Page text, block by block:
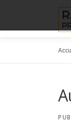
contenu